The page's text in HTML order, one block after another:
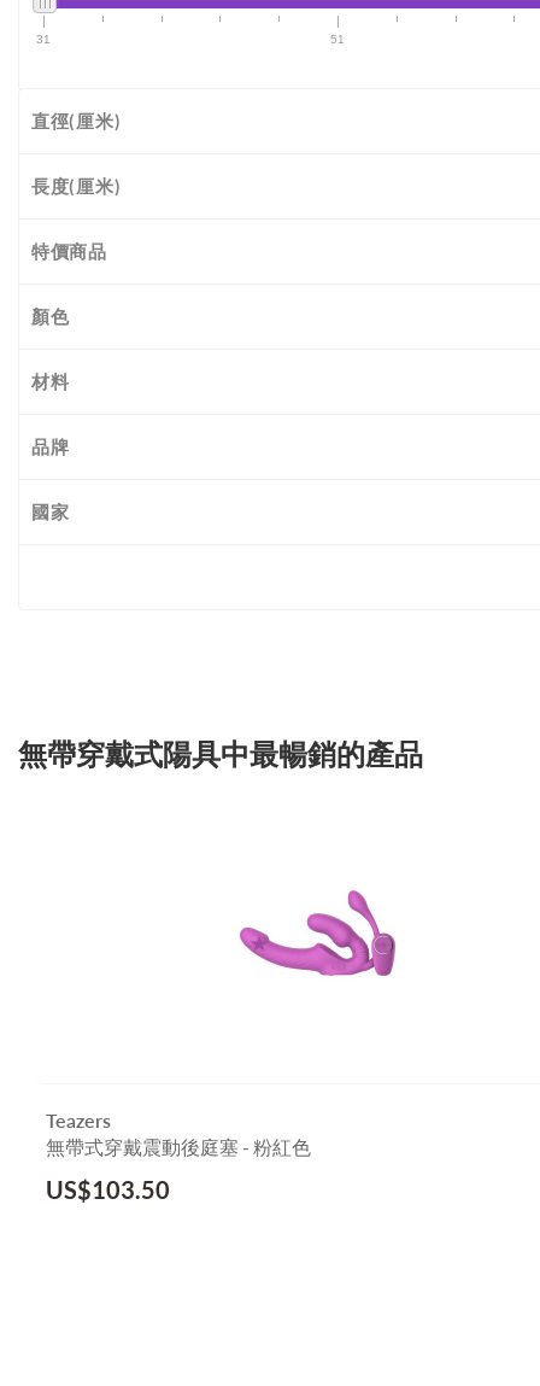
31 51
直徑(厘米)
長度(厘米)
特價商品
顏色
材料
品牌
國家
無帶穿戴式陽具中最暢銷的產品
Teazers
無帶式穿戴震動後庭塞 - 粉紅色
US$103.50